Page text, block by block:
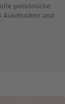
persönliche
und